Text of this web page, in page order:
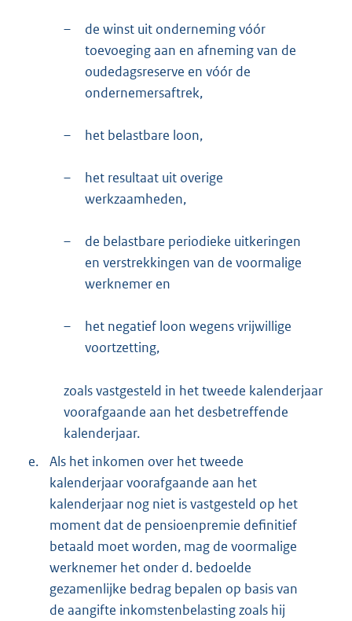
–
de winst uit onderneming vóór
toevoeging aan en afneming van de
oudedagsreserve en vóór de
ondernemersaftrek,
– het belastbare loon,
–
het resultaat uit overige
werkzaamheden,
–
de belastbare periodieke uitkeringen
en verstrekkingen van de voormalige
werknemer en
–
het negatief loon wegens vrijwillige
voortzetting,
zoals vastgesteld in het tweede kalenderjaar
voorafgaande aan het desbetreffende
kalenderjaar.
e.
Als het inkomen over het tweede
kalenderjaar voorafgaande aan het
kalenderjaar nog niet is vastgesteld op het
moment dat de pensioenpremie definitief
betaald moet worden, mag de voormalige
werknemer het onder d. bedoelde
gezamenlijke bedrag bepalen op basis van
de aangifte inkomstenbelasting zoals hij